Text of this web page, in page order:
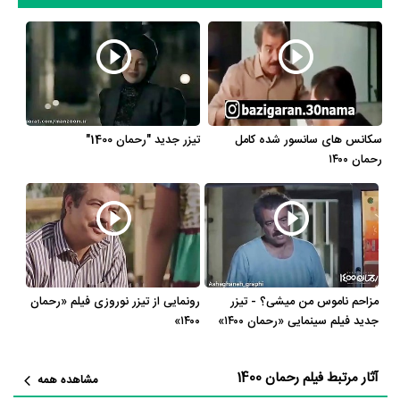
در خلاصه داستانی که یا از سوی تیم رسانه‌ای اثر و یا توسط دیگر رسانه‌ها درباره
داستان رحمان 1400 منتشر شده است، می‌خوانیم: «رحمان مشکلات مالی
بسیاری دارد و قصد دارد از مدیرعامل شرکت آقای جالوسی کمک بگیرد ولی آقای
جالوسی چکی برای سال ۱۴۰۰ می‌کشد و …»
فیلم رحمان 1400 از نظر ساختار (فرم)، محتوا و محیط تولید، به آثار مختلفی
مرتبط فیلم رحمان 1400 عبارت است از:
فیلم تلویزیونی آینه بغل،فیلم ما همه با
هم هستیم
فیلم من سالوادور نیستم فیلم دو طبقه روی پیلوتو فیلم سلام
بمبئی.
فیلم رحمان 1400 و کارنامه فعالیت کارگردان و بازیگران
فعالیت 7ام بازیگران این اثر است.
سکانس های سانسور شده کامل
رحمان ۱۴۰۰
تیزر جدید "رحمان 1400"
مزاحم ناموس من میشی؟ - تیزر
جدید فیلم سینمایی «رحمان ۱۴۰۰»
رونمایی از تیزر نوروزی فیلم «رحمان
۱۴۰۰»
آثار مرتبط فیلم رحمان 1400 مشاهده همه